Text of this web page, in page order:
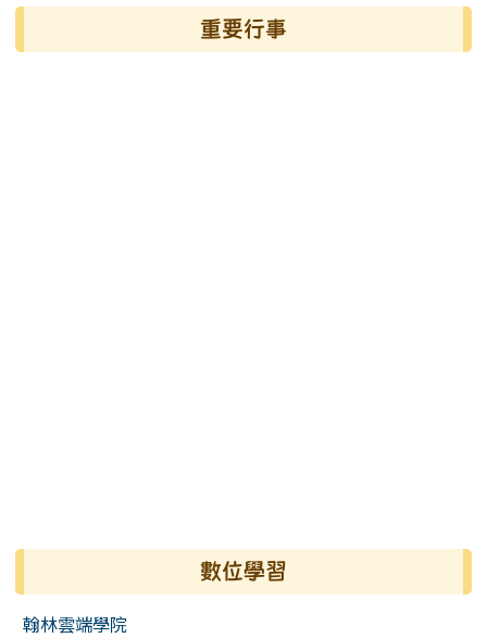
左邊區域內容 重要行事
數位學習
翰林雲端學院